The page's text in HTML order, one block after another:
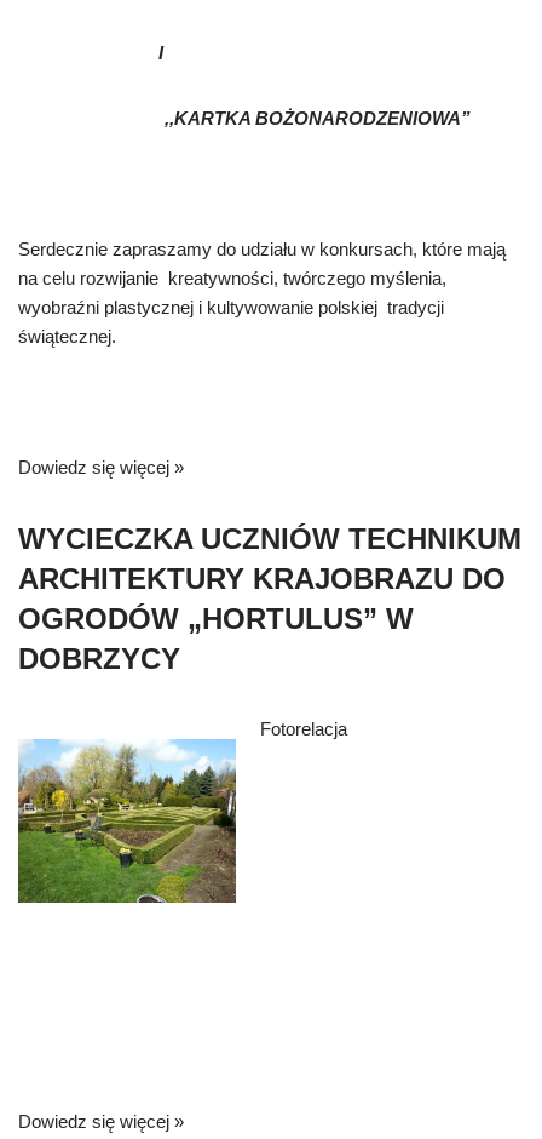
I
,,KARTKA BOŻONARODZENIOWA”
Serdecznie zapraszamy do udziału w konkursach, które mają
na celu rozwijanie kreatywności, twórczego myślenia,
wyobraźni plastycznej i kultywowanie polskiej tradycji
świątecznej.
Dowiedz się więcej »
WYCIECZKA UCZNIÓW TECHNIKUM
ARCHITEKTURY KRAJOBRAZU DO
OGRODÓW „HORTULUS” W
DOBRZYCY
Fotorelacja
Dowiedz się więcej »